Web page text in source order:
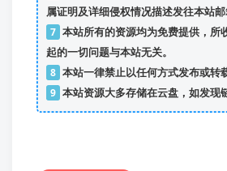
属证明及详细侵权情况描述发往本站
7 本站所有的资源均为免费提供，所
起的一切问题与本站无关。
8 本站一律禁止以任何方式发布或转
9 本站资源大多存储在云盘，如发现